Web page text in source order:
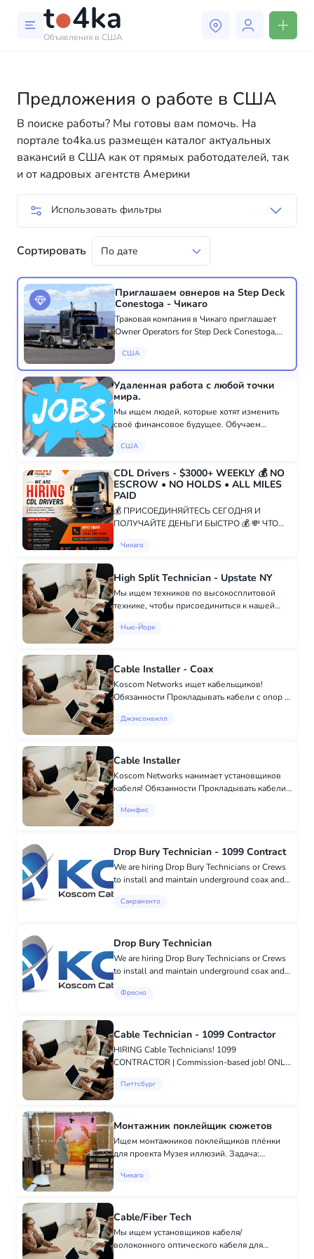
Объявления в США
Предложения о работе в США
В поиске работы? Мы готовы вам помочь. На
портале to4ka.us размещен каталог актуальных
вакансий в США как от прямых работодателей, так
и от кадровых агентств Америки
Использовать фильтры
Сортировать
Приглашаем овнеров на Step Deck
Conestoga - Чикаго
Траковая компания в Чикаго приглашает
Owner Operators for Step Deck Conestoga,
Conestoga, RGN and Lowboy. -
Минимальный опыт работы: 2 года -
Преимущества: Опыт...
США
Удаленная работа с любой точки
мира.
Мы ищем людей, которые хотят изменить
своё финансовое будущее. Обучаем
дополнительный и пассивный доход.
есть желани...
США
CDL Drivers - $3000+ WEEKLY 💰 NO
ESCROW • NO HOLDS • ALL MILES
PAID
💰 ПРИСОЕДИНЯЙТЕСЬ СЕГОДНЯ И
ПОЛУЧАЙТЕ ДЕНЬГИ БЫСТРО 💰 💸 ЧТО
ВСЕ МИЛИ ОПЛАЧИВАЮТСЯ - ПУСТЫЕ И
ЗАГРУЗКИ - БОЛЬШЕ РЕЙСОВ = БОЛЬ...
Чикаго
High Split Technician - Upstate NY
Мы ищем техников по высокосплитовой
технике, чтобы присоединиться к нашей
комиссионной основе! ТОЛЬКО С
Нью-Йорк
Cable Installer - Coax
Koscom Networks ищет кабельщиков!
Обязанности Прокладывать кабели с опор и
нести 28-футовую лестницу). Проверять
Джэксонвилл
Cable Installer
Koscom Networks нанимает установщиков
кабеля! Обязанности Прокладывать кабели
способен нести лестницу высотой 28
Мемфис
Drop Bury Technician - 1099 Contract
We are hiring Drop Bury Technicians or Crews
to install and maintain underground coax and
trenchers, and boring equipment, along with
Сакраменто
Drop Bury Technician
We are hiring Drop Bury Technicians or Crews
to install and maintain underground coax and
trenchers, and boring equipment, along with
Фресно
Cable Technician - 1099 Contractor
HIRING Cable Technicians! 1099
CONTRACTOR | Commission-based job! ONLY
MINIVAN!! With or without experience. Weekly
Питтсбург
Монтажник поклейщик сюжетов
Ищем монтажников поклейщиков плёнки
для проекта Музея иллюзий. Задача:
монтаж "нахлест", пол - монтаж "стык" Это
Чикаго
Cable/Fiber Tech
Мы ищем установщиков кабеля/
волоконного оптического кабеля для